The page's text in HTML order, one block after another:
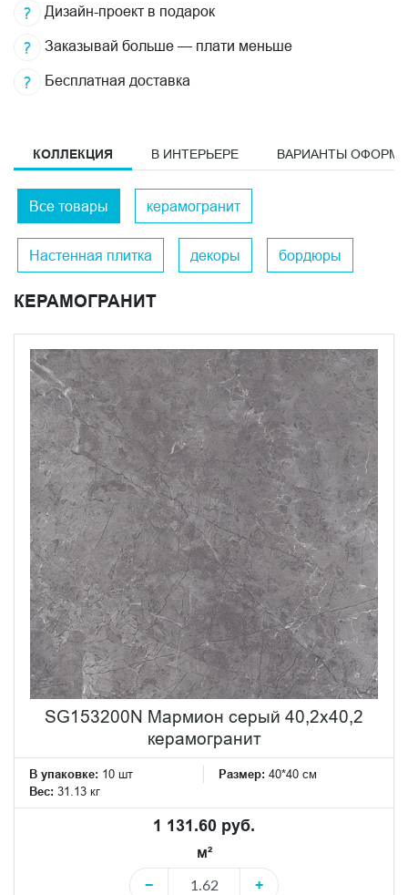
Дизайн-проект в подарок
Заказывай больше — плати меньше
Бесплатная доставка
КОЛЛЕКЦИЯ В ИНТЕРЬЕРЕ ВАРИАНТЫ
Все товары керамогранит
Настенная плитка декоры бордюры
КЕРАМОГРАНИТ
SG153200N Мармион серый 40,2x40,2
керамогранит
В упаковке: 10 шт Размер: 40*40 см
Вес: 31.13 кг
1 131.60 руб.
м²
−
+